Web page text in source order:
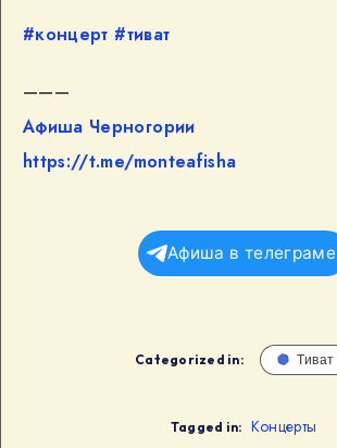
#концерт #тиват
———
Афиша Черногории
https://t.me/monteafisha
Афиша в телеграме
Categorized in: Тиват
Tagged in: Концерты